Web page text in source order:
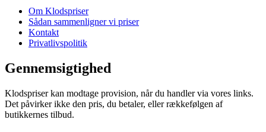
Om Klodspriser
Sådan sammenligner vi priser
Kontakt
Privatlivspolitik
Gennemsigtighed
Klodspriser kan modtage provision, når du handler via vores links.
Det påvirker ikke den pris, du betaler, eller rækkefølgen af
butikkernes tilbud.